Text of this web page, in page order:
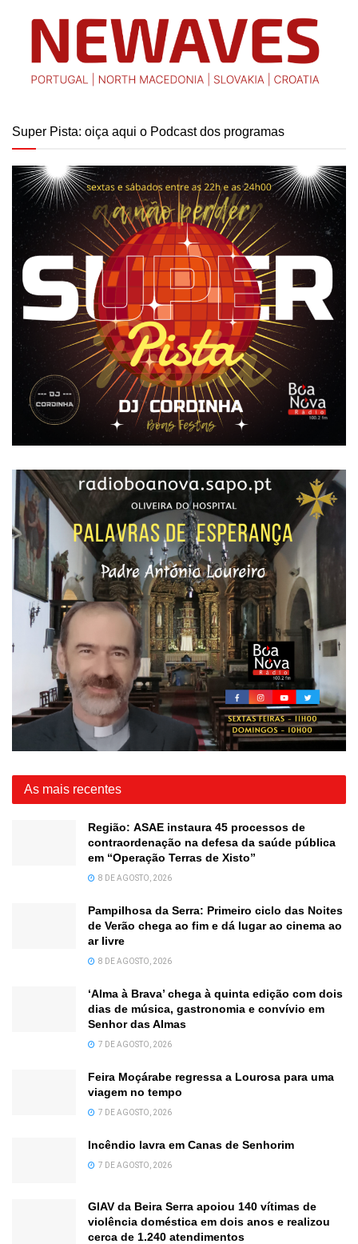
Super Pista: oiça aqui o Podcast dos programas
As mais recentes
Região: ASAE instaura 45 processos de
contraordenação na defesa da saúde pública
em “Operação Terras de Xisto”
8 DE AGOSTO, 2026
Pampilhosa da Serra: Primeiro ciclo das Noites
de Verão chega ao fim e dá lugar ao cinema ao
ar livre
8 DE AGOSTO, 2026
‘Alma à Brava’ chega à quinta edição com dois
dias de música, gastronomia e convívio em
Senhor das Almas
7 DE AGOSTO, 2026
Feira Moçárabe regressa a Lourosa para uma
viagem no tempo
7 DE AGOSTO, 2026
Incêndio lavra em Canas de Senhorim
7 DE AGOSTO, 2026
GIAV da Beira Serra apoiou 140 vítimas de
violência doméstica em dois anos e realizou
cerca de 1.240 atendimentos